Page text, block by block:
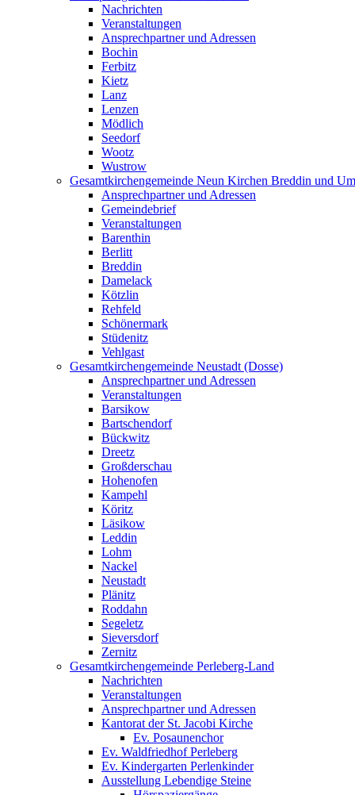
Nachrichten
Veranstaltungen
Ansprechpartner und Adressen
Bochin
Ferbitz
Kietz
Lanz
Lenzen
Mödlich
Seedorf
Wootz
Wustrow
Gesamtkirchengemeinde Neun Kirchen Breddin und
Ansprechpartner und Adressen
Gemeindebrief
Veranstaltungen
Barenthin
Berlitt
Breddin
Damelack
Kötzlin
Rehfeld
Schönermark
Stüdenitz
Vehlgast
Gesamtkirchengemeinde Neustadt (Dosse)
Ansprechpartner und Adressen
Veranstaltungen
Barsikow
Bartschendorf
Bückwitz
Dreetz
Großderschau
Hohenofen
Kampehl
Köritz
Läsikow
Leddin
Lohm
Nackel
Neustadt
Plänitz
Roddahn
Segeletz
Sieversdorf
Zernitz
Gesamtkirchengemeinde Perleberg-Land
Nachrichten
Veranstaltungen
Ansprechpartner und Adressen
Kantorat der St. Jacobi Kirche
Ev. Posaunenchor
Ev. Waldfriedhof Perleberg
Ev. Kindergarten Perlenkinder
Ausstellung Lebendige Steine